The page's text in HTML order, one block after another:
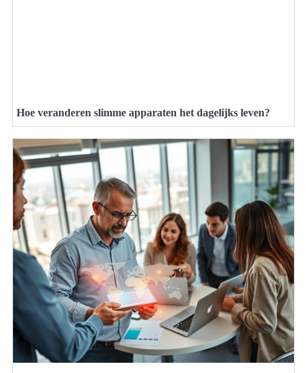
Hoe veranderen slimme apparaten het dagelijks leven?